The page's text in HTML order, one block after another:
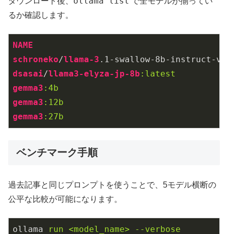
るか確認します。
NAME
schroneko/llama-3 .1-swallow-8b-instruct-v0
dsasai/llama3-elyza-jp-8b :latest
gemma3 :4b
gemma3 :12b
gemma3 :27b
ベンチマーク手順
過去記事と同じプロンプトを使うことで、5モデル横断の
公平な比較が可能になります。
ollama run <model_name> --verbose